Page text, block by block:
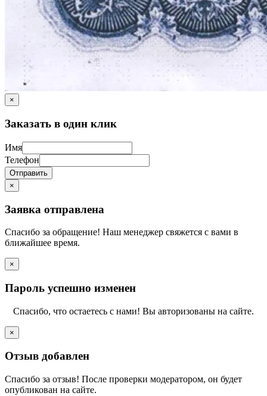
×
Заказать в один клик
Имя
Телефон
Отправить
×
Заявка отправлена
Спасибо за обращение! Наш менеджер свяжется с вами в
ближайшее время.
×
Пароль успешно изменен
Спасибо, что остаетесь с нами! Вы авторизованы на сайте.
×
Отзыв добавлен
Спасибо за отзыв! После проверки модератором, он будет
опубликован на сайте.